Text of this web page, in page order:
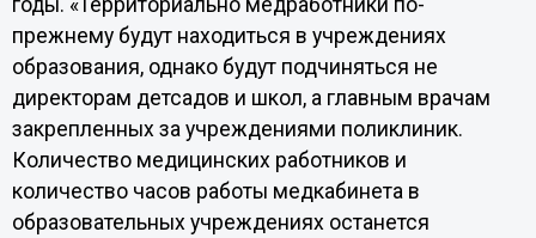
годы. «Территориально медработники по-
прежнему будут находиться в учреждениях
образования, однако будут подчиняться не
директорам детсадов и школ, а главным врачам
закрепленных за учреждениями поликлиник.
Количество медицинских работников и
количество часов работы медкабинета в
образовательных учреждениях останется